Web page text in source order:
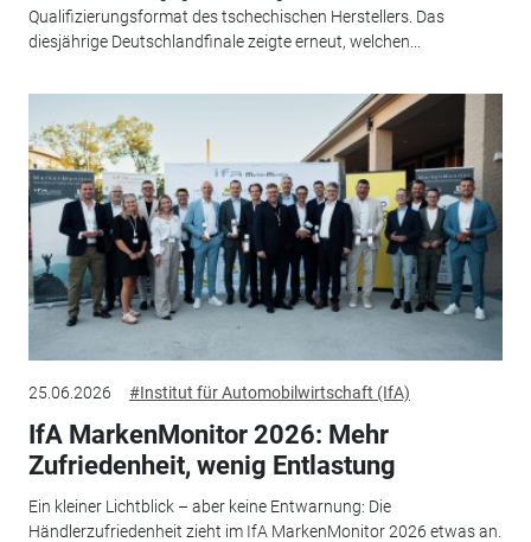
Qualifizierungsformat des tschechischen Herstellers. Das
diesjährige Deutschlandfinale zeigte erneut, welchen...
25.06.2026 #Institut für Automobilwirtschaft (IfA)
IfA MarkenMonitor 2026: Mehr
Zufriedenheit, wenig Entlastung
Ein kleiner Lichtblick – aber keine Entwarnung: Die
Händlerzufriedenheit zieht im IfA MarkenMonitor 2026 etwas an.